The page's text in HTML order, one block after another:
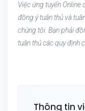
Việc ứng tuyển
đồng ý tuân thủ và
chúng tôi. Bạn phải
tuân thủ các quy định
Thông tin